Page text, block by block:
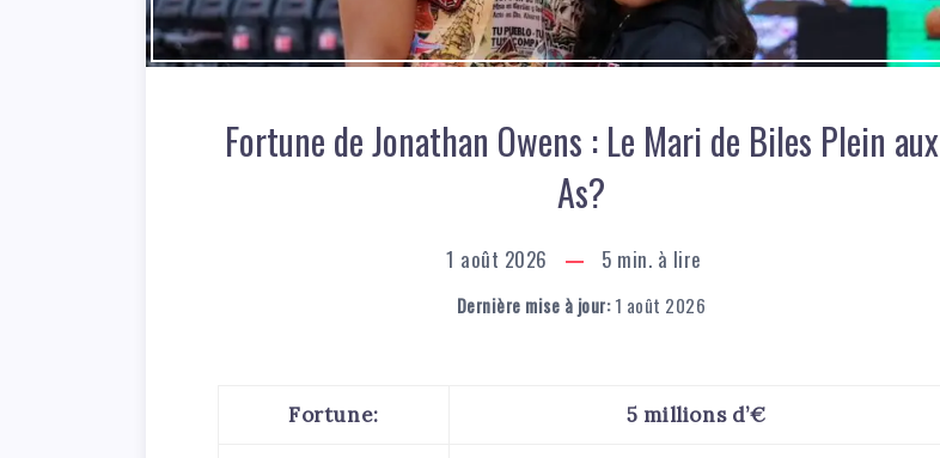
Fortune de Jonathan Owens : Le Mari de Biles Plein aux
As?
1 août 2026 5 min. à lire
Dernière mise à jour:1 août 2026
Fortune: 5 millions d’€